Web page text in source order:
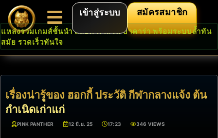
เข้าสู่ระบบ สมัครสมาชิก
แหล่งรวมเกมส์ชั้นนำ สล็อต คาสิโน บาคาร่า พร้อมระบบล้ำทัน
สมัย รวดเร็วทันใจ
เรื่องน่ารู้ของ ฮอกกี้ ประวัติ กีฬากลางแจ้ง ต้น
กำเนิดเก่าแก่
PINK PANTHER 12 มิ.ย. 25 17:23 346 VIEWS